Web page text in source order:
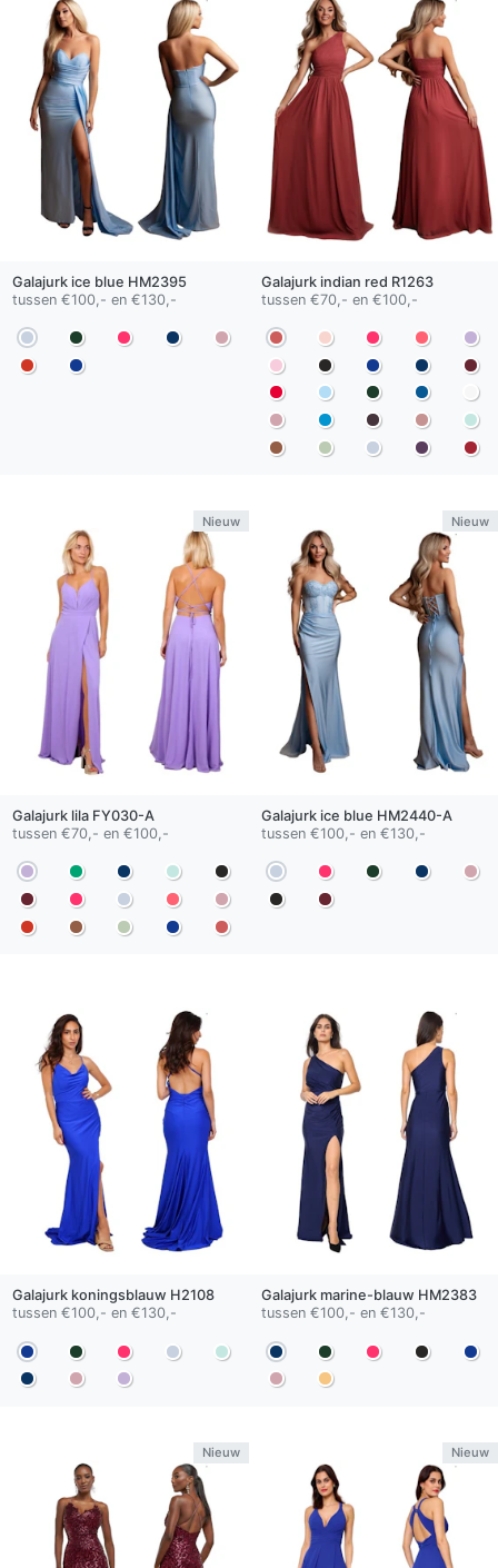
Galajurk ice blue HM2395
tussen €100,- en €130,-
Galajurk indian red R1263
tussen €70,- en €100,-
Nieuw
Galajurk lilaFY030-A
tussen €70,- en €100,-
Nieuw
Galajurk ice blue HM2440-A
tussen €100,- en €130,-
Galajurk koningsblauw H2108
tussen €100,- en €130,-
Galajurk marine-blauw HM2383
tussen €100,- en €130,-
Nieuw Nieuw